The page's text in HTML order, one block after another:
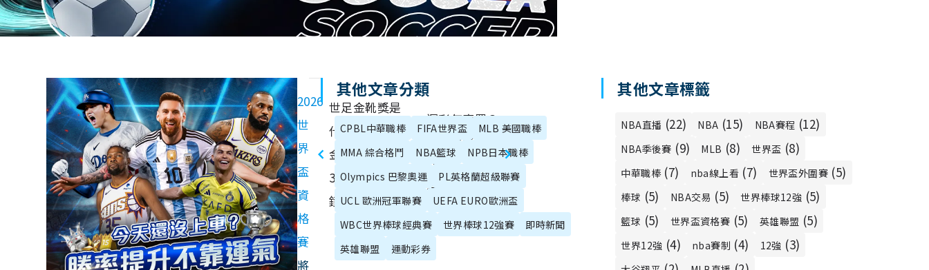
2026
世
界
盃
資
格
賽
將
世足金靴獎是
什麼？金球、
金靴、金手套
3大足球獎3分
鐘搞懂！
運彩怎麼買？
世足運彩投
注、玩法一次
理解！
其他文章分類
CPBL中華職棒 FIFA世界盃
MLB 美國職棒
MMA 綜合格鬥
NBA籃球
NPB日本職棒
Olympics 巴黎奧運
PL英格蘭超級聯賽
UCL 歐洲冠軍聯賽
UEFA EURO歐洲盃
WBC世界棒球經典賽
世界棒球12強賽
即時新聞
英雄聯盟
運動彩券
其他文章標籤
NBA直播 (22) NBA (15) NBA賽程 (12)
NBA季後賽 (9) MLB (8) 世界盃 (8)
中華職棒(7) nba線上看(7) 世界盃外圍賽 (5)
棒球 (5) NBA交易 (5) 世界棒球12強 (5)
籃球 (5) 世界盃資格賽 (5) 英雄聯盟 (5)
世界12強 (4) nba賽制 (4) 12強 (3)